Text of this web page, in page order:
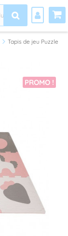
Tapis de jeu Puzzle
PROMO !